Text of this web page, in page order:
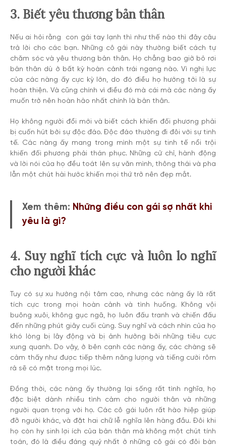
3. Biết yêu thương bản thân
Nếu ai hỏi rằng con gái tay lạnh thì như thế nào thì đây câu
trả lời cho các bạn. Những cô gái này thường biết cách tự
chăm sóc và yêu thương bản thân. Họ chẳng bao giờ bỏ rơi
bản thân dù ở bất kỳ hoàn cảnh trái ngang nào. Vì nghị lực
của các nàng ấy cực kỳ lớn, do đó điều họ hướng tới là sự
hoàn thiện. Và cũng chính vì điều đó mà cái mà các nàng ấy
muốn trở nên hoàn hảo nhất chính là bản thân.
Họ không người đổi mới và biết cách khiến đối phương phải
bị cuốn hút bởi sự độc đáo. Độc đáo thường đi đôi với sự tinh
tế. Các nàng ấy mang trong mình một sự tinh tế nổi trội
khiến đối phương phải thán phục. Những cử chỉ, hành động
và lời nói của họ đều toát lên sự văn mình, thông thái và pha
lẫn một chút hài hước khiến mọi thứ trở nên đẹp mắt.
Xem thêm: Những điều con gái sợ nhất khi
yêu là gì?
4. Suy nghĩ tích cực và luôn lo nghĩ
cho người khác
Tuy có sự xu hướng nội tâm cao, nhưng các nàng ấy là rất
tích cực trong mọi hoàn cảnh và tình huống. Không vội
buông xuôi, không gục ngã, họ luôn đấu tranh và chiến đấu
đến những phút giây cuối cùng. Suy nghĩ và cách nhìn của họ
khó lòng bị lây động và bị ảnh hưởng bởi những tiêu cực
xung quanh. Do vậy, ở bên cạnh các nàng ấy, các chàng sẽ
cảm thấy như được tiếp thêm năng lượng và tiếng cười rôm
rả sẽ có mặt trong mọi lúc.
Đồng thời, các nàng ấy thường lại sống rất tình nghĩa, họ
đặc biệt dành nhiều tình cảm cho người thân và những
người quan trọng với họ. Các cô gái luôn rất hào hiệp giúp
đỡ người khác, và đặt hai chữ lễ nghĩa lên hàng đầu. Đôi khi
họ còn hy sinh lợi ích của bản thân mà không một chút tính
toán, đó là điều đáng quý nhất ở những cô gái có đôi bàn